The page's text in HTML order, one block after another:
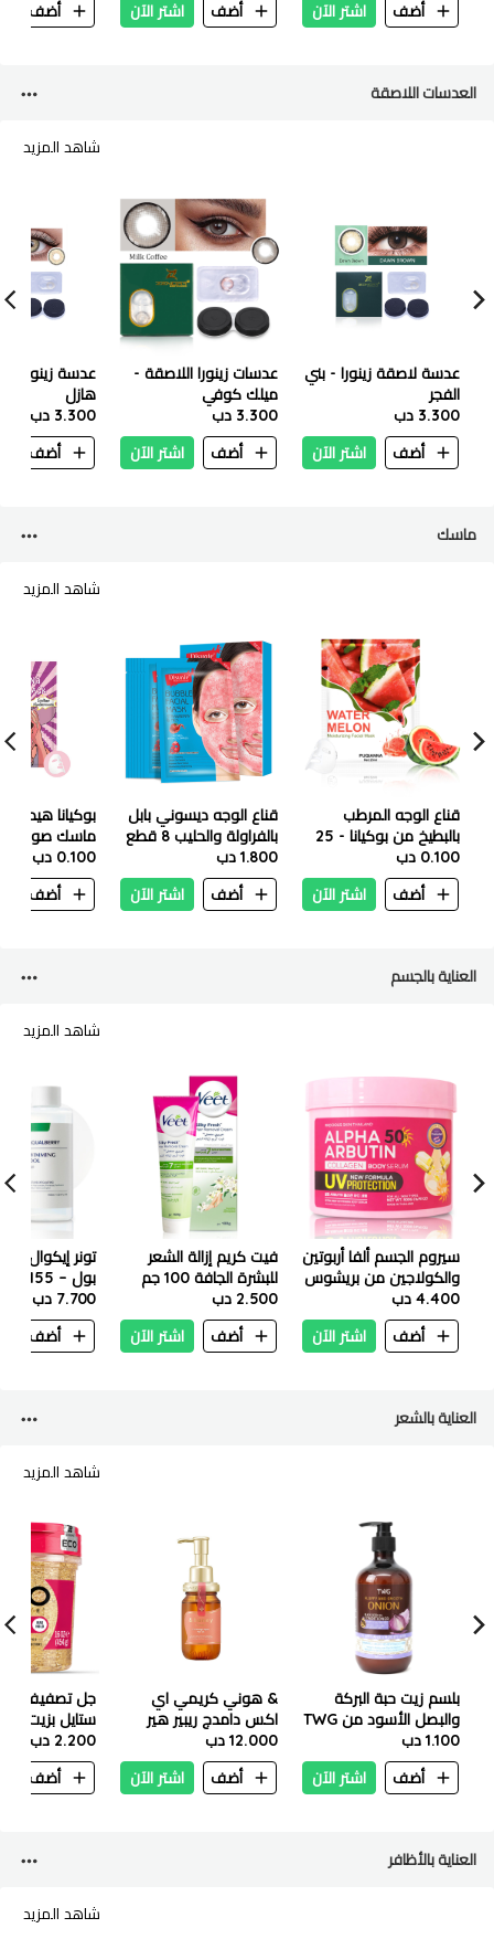
أضف
اشتر الآن
أضف
اشتر الآن
أضف
العدسات اللاصقة
شاهد المزيد
عدسة لاصقة زينورا - بني
الفجر
3.300 دب
أضف
اشتر الآن
عدسات زينورا اللاصقة -
ميلك كوفي
3.300 دب
أضف
اشتر الآن
عدسة زينورا -
هازل
3.300 دب
أضف
ماسك
شاهد المزيد
قناع الوجه المرطب
بالبطيخ من بوكيانا - 25
مل
0.100 دب
أضف
اشتر الآن
قناع الوجه ديسوني بابل
بالفراولة والحليب 8 قطع
1.800 دب
أضف
اشتر الآن
ماسك صوديوم
هيالوروناتي
ماسك ٢٥ ملي
0.100 دب
أضف
العناية بالجسم
شاهد المزيد
سيروم الجسم ألفا أربوتين
والكولاجين من بريشوس
سكين - 500 غرام
4.400 دب
أضف
اشتر الآن
فيت كريم إزالة الشعر
للبشرة الجافة 100 جم
2.500 دب
أضف
اشتر الآن
تونر إيكوال
بول – 155 مل
7.700 دب
أضف
العناية بالشعر
شاهد المزيد
بلسم زيت حبة البركة
والبصل الأسود من TWG
للشعر الرقيق والناعم -
500 مل
1.100 دب
أضف
اشتر الآن
& هوني كريمي اي
اكس دامدج ريبير هير
اويل ١٠٠ مل
12.000 دب
أضف
اشتر الآن
جل تصفيف
جم
2.200 دب
أضف
العناية بالأظافر
شاهد المزيد